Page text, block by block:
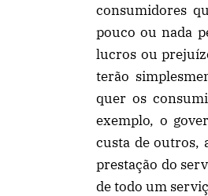
consumidores
pouco ou nada
lucros ou
terão
quer os
exemplo, o
custa de outros,
prestação do
de todo um